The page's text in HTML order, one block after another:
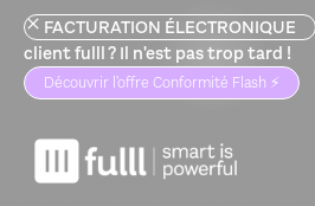
FACTURATION ÉLECTRONIQUE
client fulll ? Il n'est pas trop tard !
Découvrir l'offre Conformité Flash ⚡️